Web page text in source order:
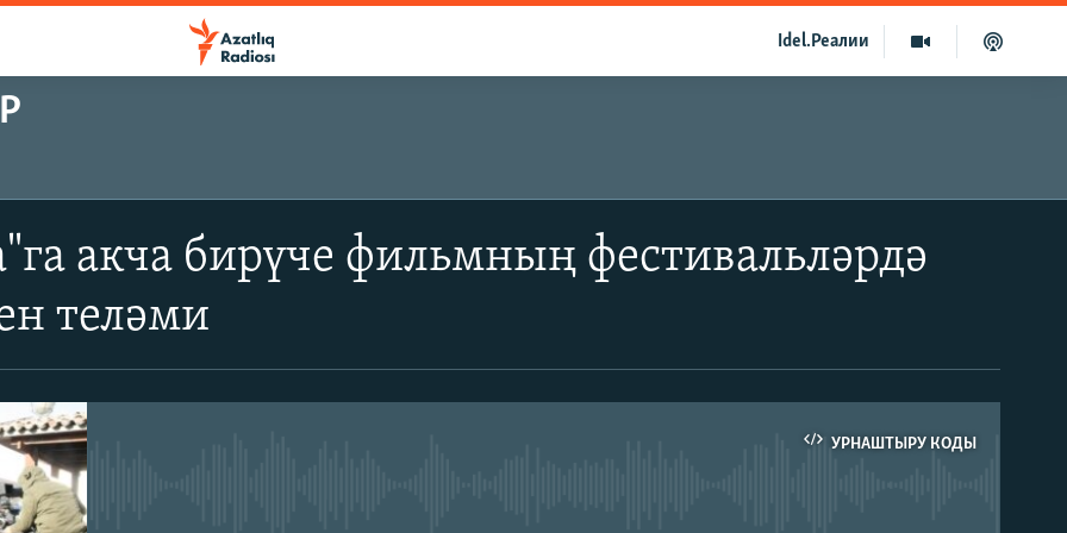
Idel.Реалии
акча бирүче фильмның фестивальләрдә
теләми
УРНАШТЫРУ КОДЫ